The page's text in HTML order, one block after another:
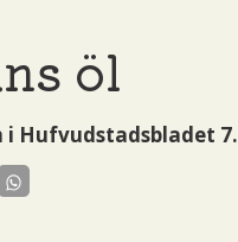
öl
i Hufvudstadsbladet